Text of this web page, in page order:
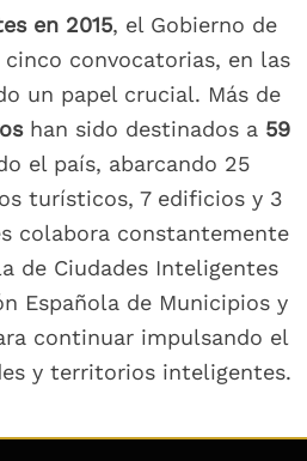
en 2015, el Gobierno de
cinco convocatorias, en las
un papel crucial. Más de
han sido destinados a 59
el país, abarcando 25
turísticos, 7 edificios y 3
colabora constantemente
de Ciudades Inteligentes
Española de Municipios y
continuar impulsando el
y territorios inteligentes.